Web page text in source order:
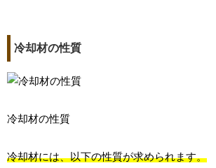
冷却材の性質
冷却材の性質
冷却材には、以下の性質が求められます。